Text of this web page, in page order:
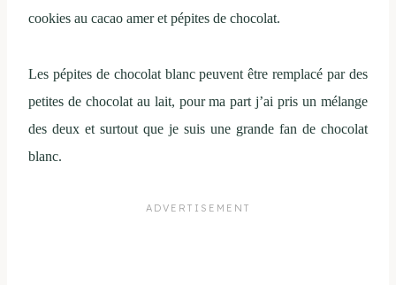
cookies au cacao amer et pépites de chocolat.
Les pépites de chocolat blanc peuvent être remplacé par des
petites de chocolat au lait, pour ma part j’ai pris un mélange
des deux et surtout que je suis une grande fan de chocolat
blanc.